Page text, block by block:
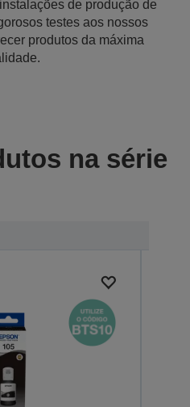
de produção de
testes aos nossos
produtos da máxima
na série